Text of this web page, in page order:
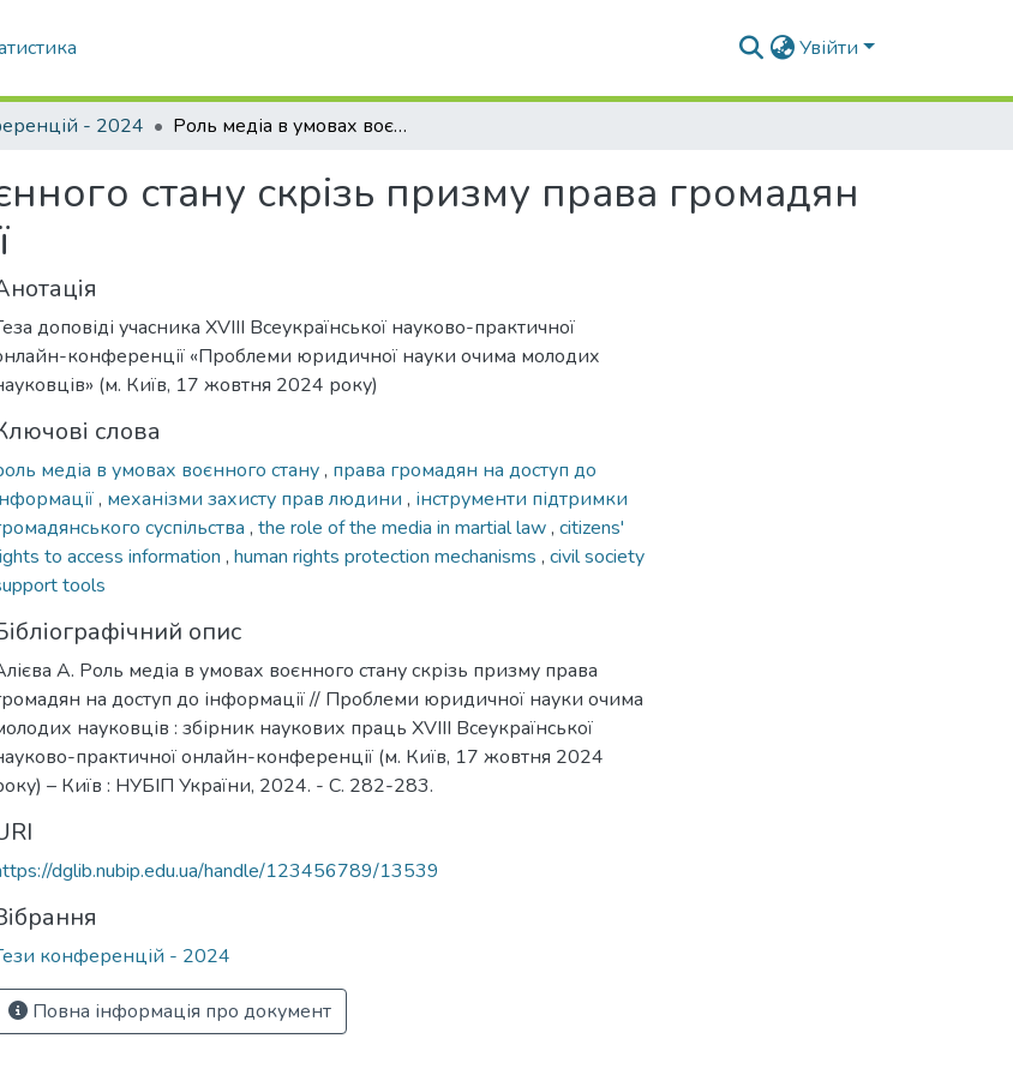
Увійти
- 2024 Роль медіа в умовах воєнного стану скрізь призму права громадян на доступ до інформації
стану скрізь призму права громадян
доповіді учасника XVIII Всеукраїнської науково-практичної
конференції «Проблеми юридичної науки очима молодих
(м. Київ, 17 жовтня 2024 року)
слова
медіа в умовах воєнного стану, права громадян на доступ до
, механізми захисту прав людини , інструменти підтримки
суспільства , the role of the media in martial law, citizens'
to access information , human rights protection mechanisms , civil society
tools
опис
А. Роль медіа в умовах воєнного стану скрізь призму права
на доступ до інформації // Проблеми юридичної науки очима
науковців : збірник наукових праць XVIII Всеукраїнської
практичної онлайн-конференції (м. Київ, 17 жовтня 2024
– Київ : НУБІП України, 2024. - С. 282-283.
dglib.nubip.edu.ua/handle/123456789/13539
конференцій - 2024
Повна інформація про документ